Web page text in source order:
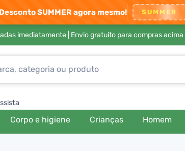
SUMMER agora mesmo! SUMMER
imediatamente | Envio gratuito para compras acima
Corpo e higiene Crianças Homem